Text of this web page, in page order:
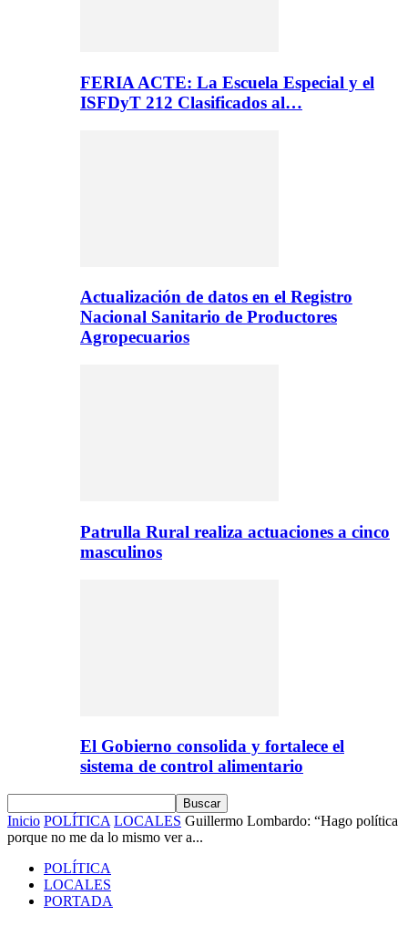
FERIA ACTE: La Escuela Especial y el
ISFDyT 212 Clasificados al…
Actualización de datos en el Registro
Nacional Sanitario de Productores
Agropecuarios
Patrulla Rural realiza actuaciones a cinco
masculinos
El Gobierno consolida y fortalece el
sistema de control alimentario
Inicio POLÍTICA LOCALES Guillermo Lombardo: “Hago política
porque no me da lo mismo ver a...
POLÍTICA
LOCALES
PORTADA